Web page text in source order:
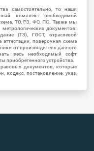
самостоятельно, то наши
комплект необходимой
ТО, РЭ, ФО, ПС. Также мы
документов:
(ТЗ), ГОСТ, отраслевой
поверочная схема
от производителя данного
весь необходимый софт
приобретенного устройства.
документов, которые
кодекс, постановление, указ,